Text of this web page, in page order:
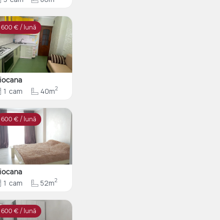
600 € / lună
1 cam 40m2
600 € / lună
1 cam 52m2
600 € / lună